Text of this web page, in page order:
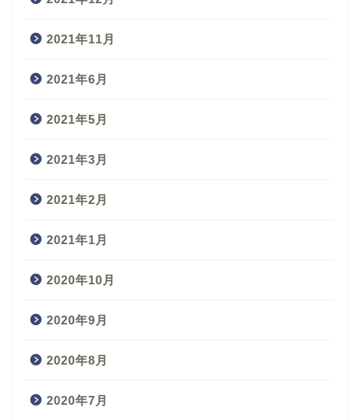
2021年11月
2021年6月
2021年5月
2021年3月
2021年2月
2021年1月
2020年10月
2020年9月
2020年8月
2020年7月